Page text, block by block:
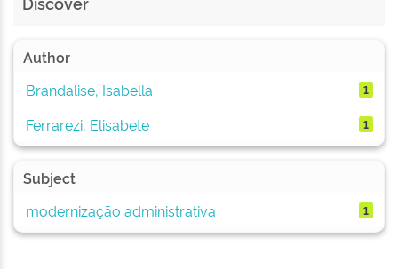
Author
Brandalise, Isabella
1
Ferrarezi, Elisabete 1
Subject
modernização administrativa
1